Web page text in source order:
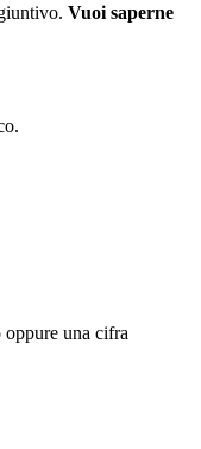
Vuoi saperne
oppure una cifra